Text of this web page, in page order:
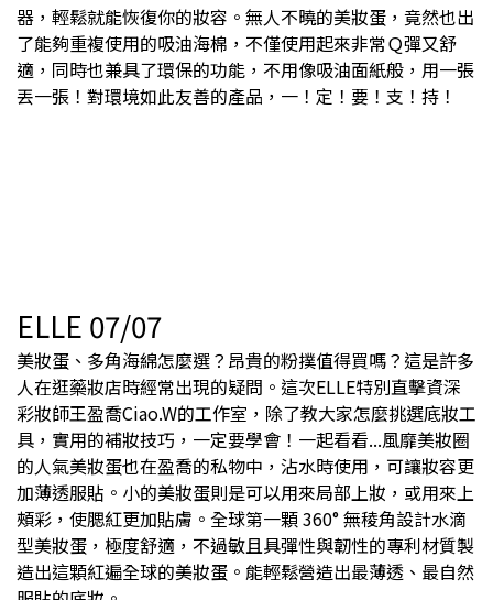
器，輕鬆就能恢復你的妝容。無人不曉的美妝蛋，竟然也出
了能夠重複使用的吸油海棉，不僅使用起來非常Ｑ彈又舒
適，同時也兼具了環保的功能，不用像吸油面紙般，用一張
丟一張！對環境如此友善的產品，一！定！要！支！持！
ELLE 07/07
美妝蛋、多角海綿怎麼選？昂貴的粉撲值得買嗎？這是許多
人在逛藥妝店時經常出現的疑問。這次ELLE特別直擊資深
彩妝師王盈喬Ciao.W的工作室，除了教大家怎麼挑選底妝工
具，實用的補妝技巧，一定要學會！一起看看...風靡美妝圈
的人氣美妝蛋也在盈喬的私物中，沾水時使用，可讓妝容更
加薄透服貼。小的美妝蛋則是可以用來局部上妝，或用來上
頰彩，使腮紅更加貼膚。全球第一顆 360° 無稜角設計水滴
型美妝蛋，極度舒適，不過敏且具彈性與韌性的專利材質製
造出這顆紅遍全球的美妝蛋。能輕鬆營造出最薄透、最自然